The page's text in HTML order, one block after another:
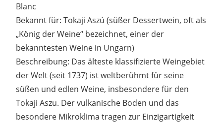
Blanc
Bekannt für: Tokaji Aszú (süßer Dessertwein, oft als
„König der Weine“ bezeichnet, einer der
bekanntesten Weine in Ungarn)
Beschreibung: Das älteste klassifizierte Weingebiet
der Welt (seit 1737) ist weltberühmt für seine
süßen und edlen Weine, insbesondere für den
Tokaji Aszu. Der vulkanische Boden und das
besondere Mikroklima tragen zur Einzigartigkeit